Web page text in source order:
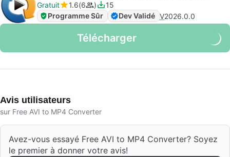
Gratuit
1.6 6
15
Programme Sûr
Dev Validé V2026.0.0
Télécharger
Avis utilisateurs
sur Free AVI to MP4 Converter
Avez-vous essayé Free AVI to MP4 Converter? Soyez
le premier à donner votre avis!